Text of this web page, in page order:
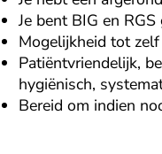
Je bent BIG en
Mogelijkheid tot zelf
Patiëntvriendelijk,
hygiënisch,
Bereid om indien